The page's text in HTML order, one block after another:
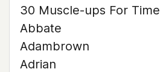
30 Muscle-ups For Time
Abbate
Adambrown
Adrian